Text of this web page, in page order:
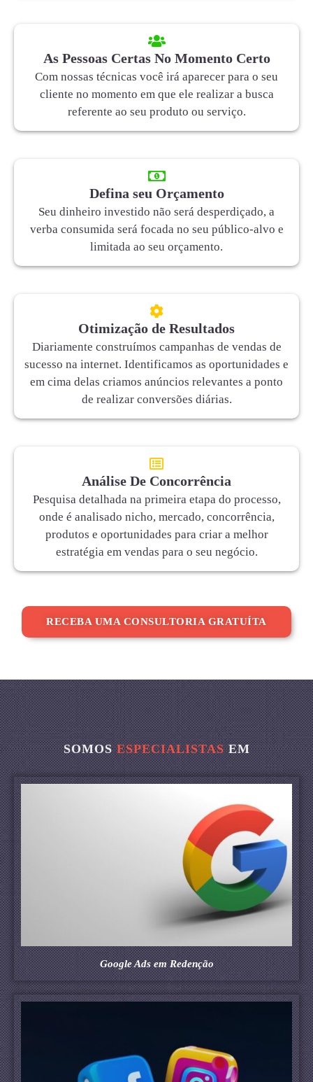
As Pessoas Certas No Momento Certo
Com nossas técnicas você irá aparecer para o seu
cliente no momento em que ele realizar a busca
referente ao seu produto ou serviço.
Defina seu Orçamento
Seu dinheiro investido não será desperdiçado, a
verba consumida será focada no seu público-alvo e
limitada ao seu orçamento.
Otimização de Resultados
Diariamente construímos campanhas de vendas de
sucesso na internet. Identificamos as oportunidades e
em cima delas criamos anúncios relevantes a ponto
de realizar conversões diárias.
Análise De Concorrência
Pesquisa detalhada na primeira etapa do processo,
onde é analisado nicho, mercado, concorrência,
produtos e oportunidades para criar a melhor
estratégia em vendas para o seu negócio.
RECEBA UMA CONSULTORIA GRATUÍTA
SOMOSESPECIALISTASEM
Google Ads em Redenção